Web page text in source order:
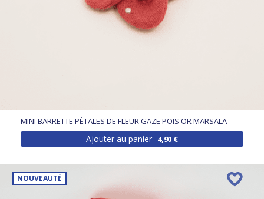
MINI BARRETTE PÉTALES DE FLEUR GAZE POIS OR MARSALA
Ajouter au panier 4,90 €
NOUVEAUTÉ